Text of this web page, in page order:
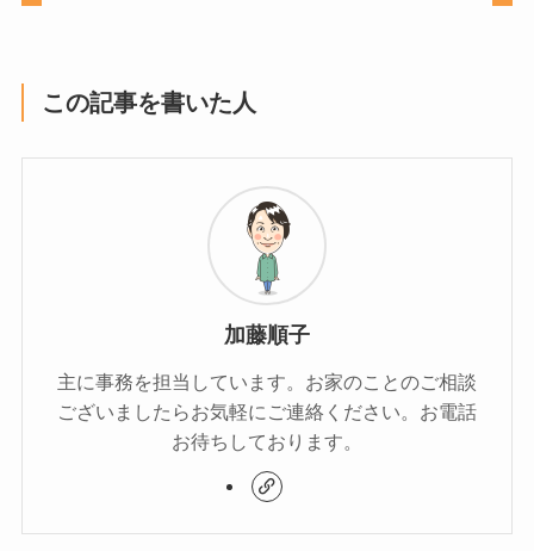
この記事を書いた人
加藤順子
主に事務を担当しています。お家のことのご相談
ございましたらお気軽にご連絡ください。お電話
お待ちしております。